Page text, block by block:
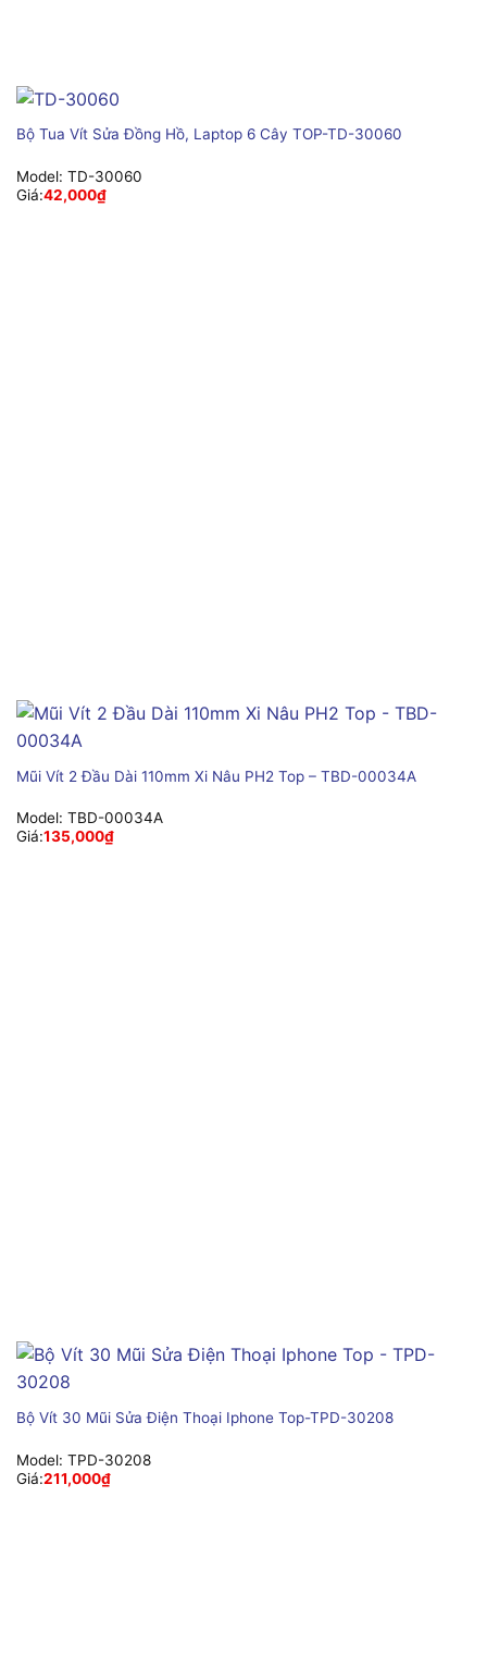
Bộ Tua Vít Sửa Đồng Hồ, Laptop 6 Cây TOP-TD-30060
Model: TD-30060
Giá:42,000₫
Mũi Vít 2 Đầu Dài 110mm Xi Nâu PH2 Top – TBD-00034A
Model: TBD-00034A
Giá:135,000₫
Bộ Vít 30 Mũi Sửa Điện Thoại Iphone Top-TPD-30208
Model: TPD-30208
Giá:211,000₫